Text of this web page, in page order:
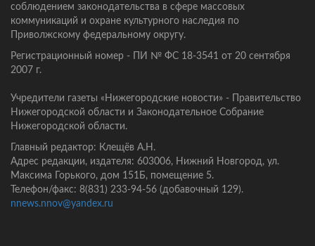
соблюдением законодательства в сфере массовых
коммуникаций и охране культурного наследия по
Приволжскому федеральному округу.
Регистрационный номер - ПИ № ФС 18-3541 от 20 сентября
2007 г.
Учредители газеты «Нижегородские новости» - Правительство
Нижегородской области и Законодательное Собрание
Нижегородской области.
Главный редактор: Клещёв А.Н.
Адрес редакции, издателя: 603006, Нижний Новгород, ул.
Максима Горького, дом 151Б, помещение 5.
Телефон/факс: 8(831) 233-94-56 (добавочный 129).
nnews.nnov@yandex.ru